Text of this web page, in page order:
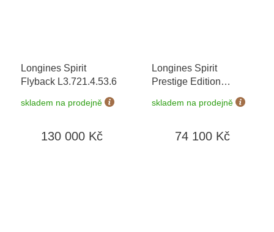
Longines Spirit
Flyback L3.721.4.53.6
skladem na prodejně
130 000 Kč
Longines Spirit
Prestige Edition
náhradní řemínky+
výměny do 90 dní
skladem na prodejně
74 100 Kč